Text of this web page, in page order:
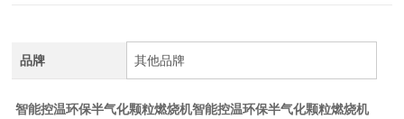
品牌 其他品牌
智能控温环保半气化颗粒燃烧机智能控温环保半气化颗粒燃烧机